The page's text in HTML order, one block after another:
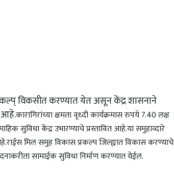
विकसीत करण्यात येत असून केंद्र शासनाने
आहे.कारागिरांच्या क्षमता वृध्दी कार्यक्रमास रुपये 7.40 लक्ष
सुविधा केंद्र उभारण्याचे प्रस्तावित आहे.या समुहाव्दारे
राईस मिल समुह विकास प्रकल्प जिल्ह्यात विकास करण्याचे
सामाईक सुविधा निर्माण करण्यात येईल.